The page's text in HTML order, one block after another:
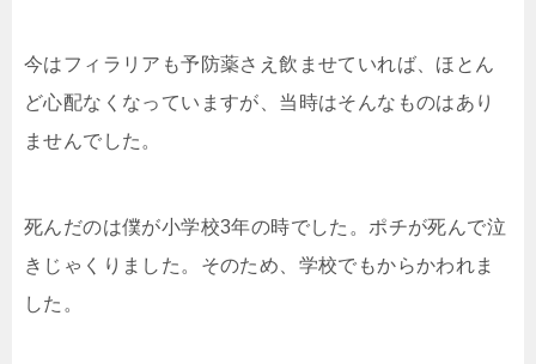
今はフィラリアも予防薬さえ飲ませていれば、ほとん
ど心配なくなっていますが、当時はそんなものはあり
ませんでした。
死んだのは僕が小学校3年の時でした。ポチが死んで泣
きじゃくりました。そのため、学校でもからかわれま
した。